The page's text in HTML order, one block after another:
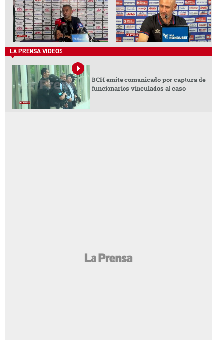
LA PRENSA VIDEOS
BCH emite comunicado por captura de
funcionarios vinculados al caso